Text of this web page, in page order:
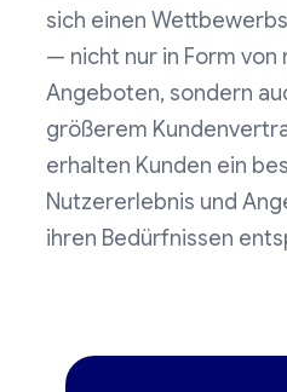
sich einen
— nicht nur in Form von
Angeboten, sondern
größerem
erhalten Kunden ein
Nutzererlebnis und
ihren Bedürfnissen